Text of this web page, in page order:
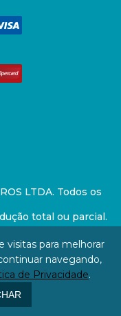
LTDA. Todos os
total ou parcial.
sem aviso prévio.
Feijó - São
000
visitas para melhorar
navegando,
de Privacidade.